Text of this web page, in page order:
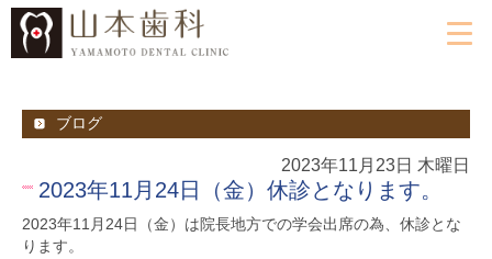
ブログ
2023年11月23日 木曜日
2023年11月24日（金）休診となります。
2023年11月24日（金）は院長地方での学会出席の為、休診とな
ります。